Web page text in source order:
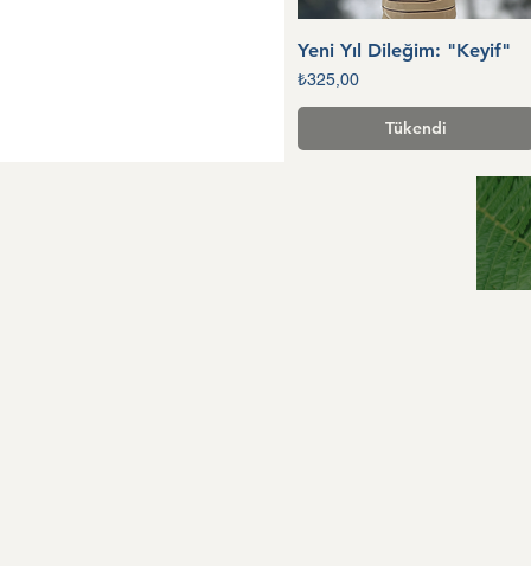
Hızlı Bakış
Yeni Yıl Dileğim: "Keyif"
Fiyat
₺325,00
Tükendi